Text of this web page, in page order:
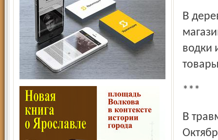
В деревне Машаково Тутаевского района обворован
водки
***
В травмопункт обратился мужчина из поселка